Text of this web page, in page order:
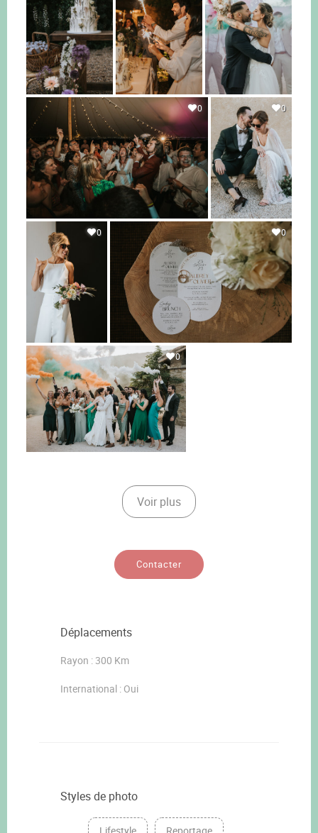
0 0
0 0
0
Voir plus
Contacter
Déplacements
Rayon : 300 Km
International : Oui
Styles de photo